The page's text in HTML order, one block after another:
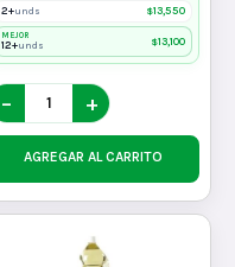
2+unds $13,550
MEJOR
12+unds $13,100
− +
AGREGAR AL CARRITO